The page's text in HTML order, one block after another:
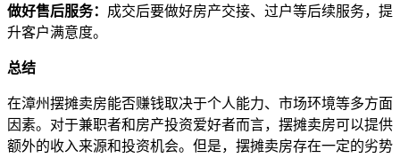
做好售后服务： 成交后要做好房产交接、过户等后续服务，提
升客户满意度。
总结
在漳州摆摊卖房能否赚钱取决于个人能力、市场环境等多方面
因素。对于兼职者和房产投资爱好者而言，摆摊卖房可以提供
额外的收入来源和投资机会。但是，摆摊卖房存在一定的劣势